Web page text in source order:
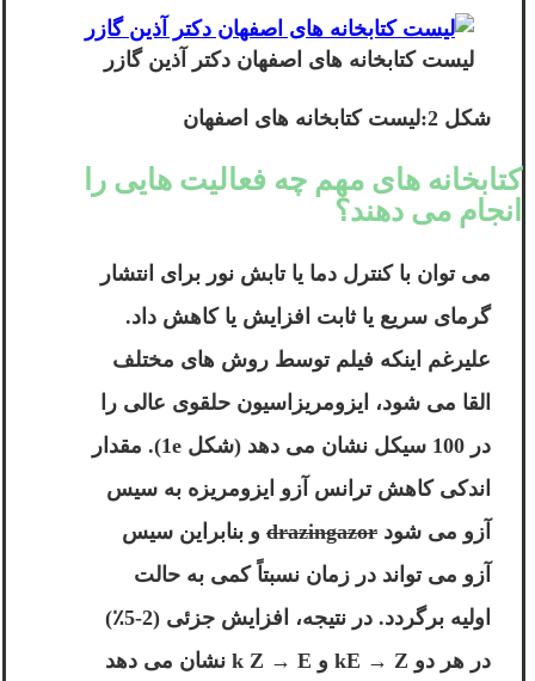
لیست کتابخانه های اصفهان دکتر آذین گازر
شکل 2:لیست کتابخانه های اصفهان
کتابخانه های مهم چه فعالیت هایی را
انجام می دهند؟
می توان با کنترل دما یا تابش نور برای انتشار
گرمای سریع یا ثابت افزایش یا کاهش داد.
علیرغم اینکه فیلم توسط روش های مختلف
القا می شود، ایزومریزاسیون حلقوی عالی را
در 100 سیکل نشان می دهد (شکل 1e). مقدار
اندکی کاهش ترانس آزو ایزومریزه به سیس
آزو می شود drazingazor و بنابراین سیس
آزو می تواند در زمان نسبتاً کمی به حالت
اولیه برگردد. در نتیجه، افزایش جزئی (2-5٪)
در هر دو kE → Z و k Z → E نشان می دهد